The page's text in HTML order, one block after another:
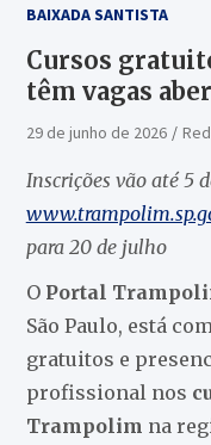
BAIXADA SANTISTA
Cursos
têm vagas
29 de junho de 2026
Inscrições vão até 5
para 20 de julho
O Portal
São Paulo, está com
gratuitos e
profissional nos
Trampolim na